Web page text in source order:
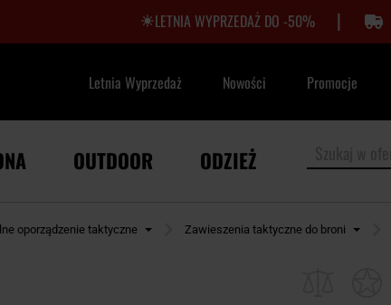
LETNIA WYPRZEDAŻ DO -50% |
Letnia Wyprzedaż Nowości Promocje
OUTDOOR ODZIEŻ
oporządzenie taktyczne Zawieszenia taktyczne do broni